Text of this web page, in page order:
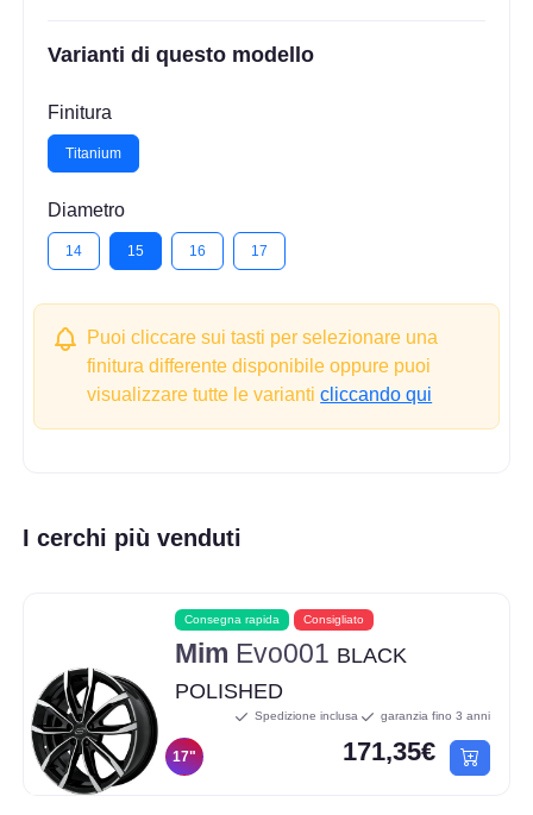
Varianti di questo modello
Finitura
Titanium
Diametro
14 15 16 17
Puoi cliccare sui tasti per selezionare una
finitura differente disponibile oppure puoi
visualizzare tutte le varianticliccando qui
I cerchi più venduti
Consegna rapida Consigliato
Mim Evo001 BLACK
POLISHED
17"
Spedizione inclusa garanzia fino 3 anni
171,35€